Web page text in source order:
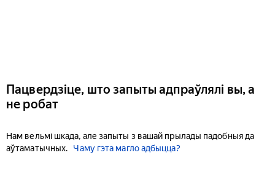
Пацвердзіце, што запыты адпраўлялі вы, а
не робат
Нам вельмі шкада, але запыты з вашай прылады падобныя да
аўтаматычных.
Чаму гэта магло адбыцца?